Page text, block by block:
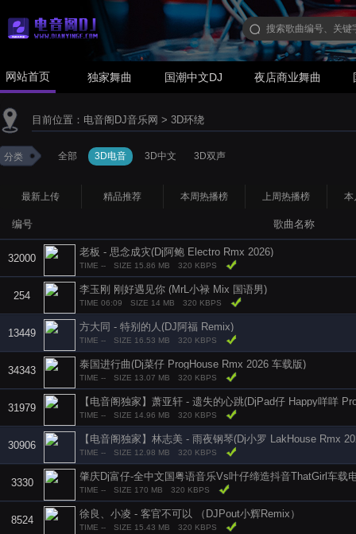
网站首页 独家舞曲 国潮中文DJ 夜店商业舞曲
目前位置： 电音阁DJ音乐网 > 3D环绕
分类 全部 3D电音 3D中文 3D双声
最新上传 精品推荐 本周热播榜 上周热播榜 本
编号 歌曲名称
32000
老板 - 思念成灾(Dj阿鲍 Electro Rmx 2026)
TIME -- SIZE 15.86 MB 320 KBPS
254
李玉刚 刚好遇见你 (MrL小禄 Mix 国语男)
TIME 06:09 SIZE 14 MB 320 KBPS
13449
方大同 - 特别的人(DJ阿福 Remix)
TIME -- SIZE 16.53 MB 320 KBPS
34343
泰国进行曲(Dj菜仔 ProgHouse Rmx 2026 车载版)
TIME -- SIZE 13.07 MB 320 KBPS
31979
TIME -- SIZE 14.96 MB 320 KBPS
30906
【电音阁独家】林志美 - 雨夜钢琴(Dj小罗 LakHouse Rmx
TIME -- SIZE 12.98 MB 320 KBPS
3330
肇庆Dj富仔-全中文国粤语音乐Vs叶仔缔造抖音ThatGirl车载
TIME -- SIZE 170 MB 320 KBPS
8524
徐良、小凌 - 客官不可以 （DJPout小辉Remix）
TIME -- SIZE 15.43 MB 320 KBPS